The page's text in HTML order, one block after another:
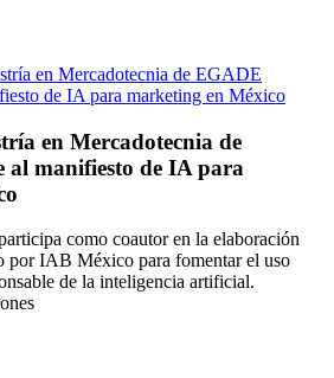
en Mercadotecnia de EGADE
de IA para marketing en México
en Mercadotecnia de
manifiesto de IA para
como coautor en la elaboración
por IAB México para fomentar el uso
de la inteligencia artificial.